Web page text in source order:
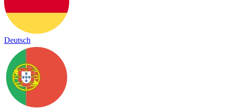
Deutsch